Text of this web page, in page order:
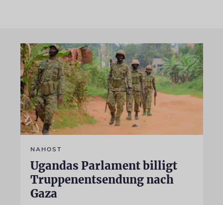
NAHOST
Ugandas Parlament billigt
Truppenentsendung nach
Gaza